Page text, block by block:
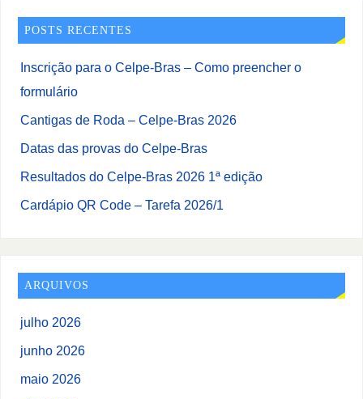
POSTS RECENTES
Inscrição para o Celpe-Bras – Como preencher o
formulário
Cantigas de Roda – Celpe-Bras 2026
Datas das provas do Celpe-Bras
Resultados do Celpe-Bras 2026 1ª edição
Cardápio QR Code – Tarefa 2026/1
ARQUIVOS
julho 2026
junho 2026
maio 2026